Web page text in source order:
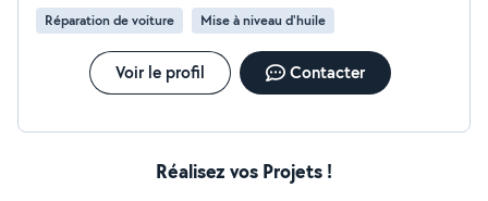
Réparation de voiture Mise à niveau d'huile
Voir le profil Contacter
Réalisez vos Projets !